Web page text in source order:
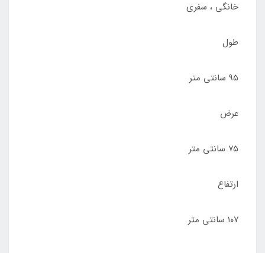
خانگی ، سفری
طول
95 سانتی متر
عرض
۷۵ سانتی متر
ارتفاع
۱۰۷ سانتی متر